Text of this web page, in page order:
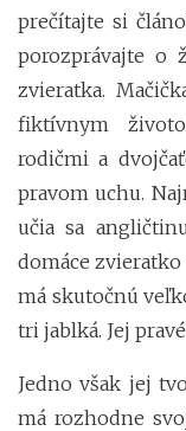
prečítajte si
porozprávajte o
zvieratka.
fiktívnym
rodičmi a
pravom uchu.
učia sa
domáce
má skutočnú
tri jablká. Jej
Jedno však jej
má rozhodne